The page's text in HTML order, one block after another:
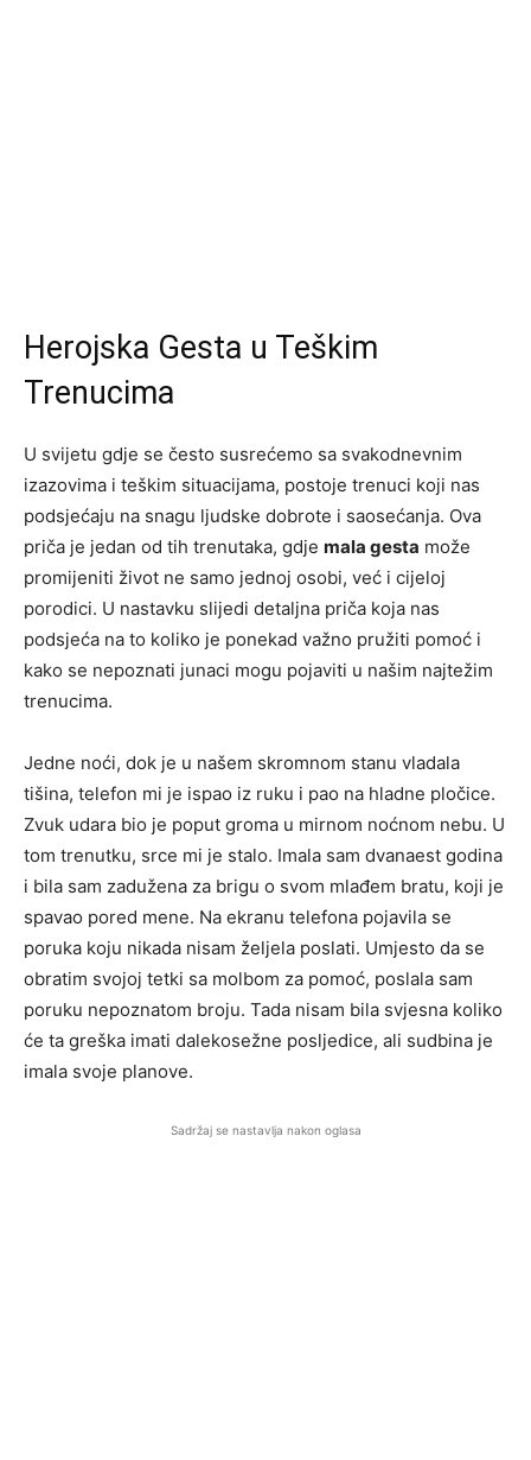
Herojska Gesta u Teškim
Trenucima
U svijetu gdje se često susrećemo sa svakodnevnim
izazovima i teškim situacijama, postoje trenuci koji nas
podsjećaju na snagu ljudske dobrote i saosećanja. Ova
priča je jedan od tih trenutaka, gdje mala gesta može
promijeniti život ne samo jednoj osobi, već i cijeloj
porodici. U nastavku slijedi detaljna priča koja nas
podsjeća na to koliko je ponekad važno pružiti pomoć i
kako se nepoznati junaci mogu pojaviti u našim najtežim
trenucima.
Jedne noći, dok je u našem skromnom stanu vladala
tišina, telefon mi je ispao iz ruku i pao na hladne pločice.
Zvuk udara bio je poput groma u mirnom noćnom nebu. U
tom trenutku, srce mi je stalo. Imala sam dvanaest godina
i bila sam zadužena za brigu o svom mlađem bratu, koji je
spavao pored mene. Na ekranu telefona pojavila se
poruka koju nikada nisam željela poslati. Umjesto da se
obratim svojoj tetki sa molbom za pomoć, poslala sam
poruku nepoznatom broju. Tada nisam bila svjesna koliko
će ta greška imati dalekosežne posljedice, ali sudbina je
imala svoje planove.
Sadržaj se nastavlja nakon oglasa